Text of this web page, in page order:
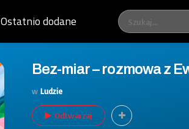
Ostatnio dodane
Bez-miar – rozmowa z
w Ludzie
Odtwarzaj